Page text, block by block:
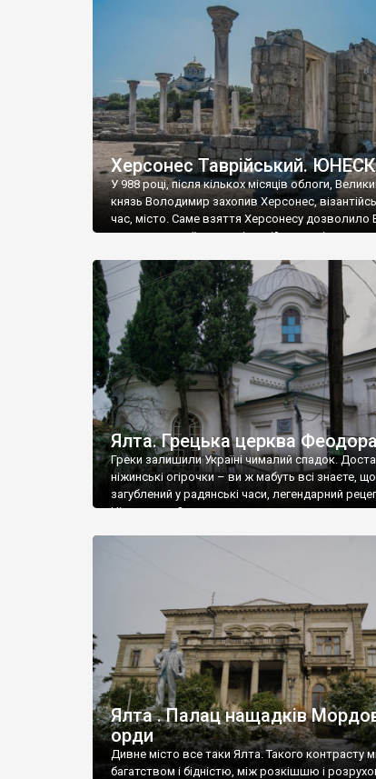
візантійської доби. Раритети викрадені з
культурної спадщини ЮНЕСКО «Херсонеса
Офіційно – на виставку «Золото Візантії», але
влада в Україні вважають це лише […]
Херсонес Таврійський.
У 988 році, після кількох місяців облоги,
князь Володимир захопив Херсонес,
час, місто. Саме взяття Херсонесу
диктувати свої умови візантійському
Херсонесі Володимир-язичник, став Василем-
християнином. А потім було Хрещення Русі. На
Херсонесу Таврійського названо місто […]
Ялта. Грецька церква
Греки залишили Україні чималий спадок.
ніжинські огірочки – ви ж мабуть всі знаєте, що
загублений у радянські часи, легендарний
Ніжин греки?
Ялта . Палац нащадків
орди
Дивне місто все таки Ялта. Такого контрасту
багатством і бідністю, між розкішшю і